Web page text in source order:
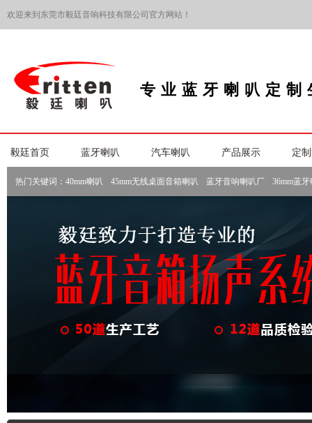
欢迎来到东莞市毅廷音响科技有限公司官方网站！
专业蓝牙喇叭定制
毅廷首页 蓝牙喇叭 汽车喇叭 产品展示 定
热门关键词： 40mm喇叭 45mm无线桌面音箱喇叭 蓝牙音响喇叭厂 36mm蓝